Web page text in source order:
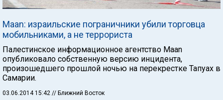
Maan: израильские пограничники убили торговца
мобильниками, а не террориста
Палестинское информационное агентство Maan
опубликовало собственную версию инцидента,
произошедшего прошлой ночью на перекрестке Тапуах в
Самарии.
03.06.2014 15:42 // Ближний Восток